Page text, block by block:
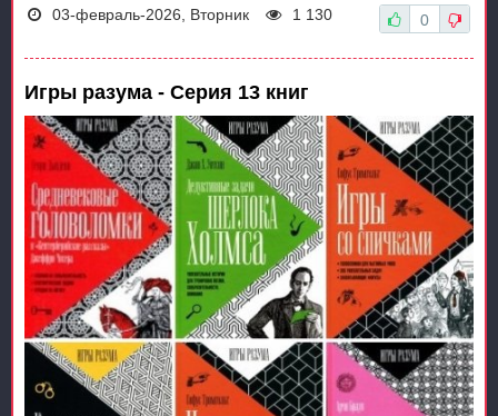
03-февраль-2026, Вторник 1 130 0
Игры разума - Серия 13 книг